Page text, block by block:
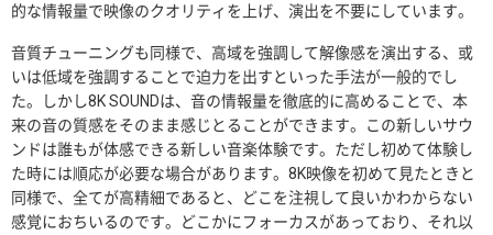
的な情報量で映像のクオリティを上げ、演出を不要にしています。
音質チューニングも同様で、高域を強調して解像感を演出する、或
いは低域を強調することで迫力を出すといった手法が一般的でし
た。しかし8K SOUNDは、音の情報量を徹底的に高めることで、本
来の音の質感をそのまま感じとることができます。この新しいサウ
ンドは誰もが体感できる新しい音楽体験です。ただし初めて体験し
た時には順応が必要な場合があります。8K映像を初めて見たときと
同様で、全てが高精細であると、どこを注視して良いかわからない
感覚におちいるのです。どこかにフォーカスがあっており、それ以